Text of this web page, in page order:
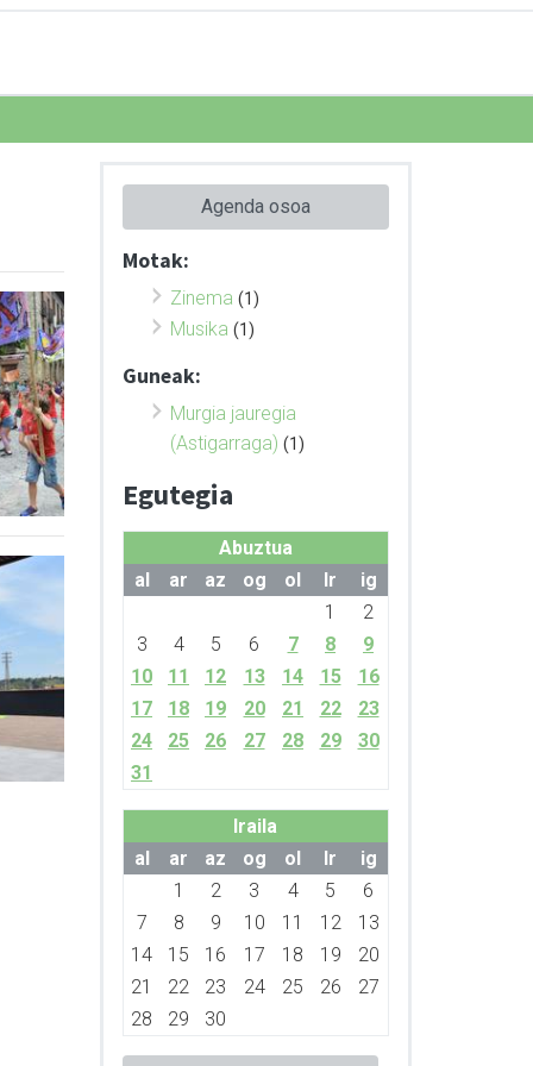
Agenda osoa
Motak:
Zinema (1)
Musika (1)
Guneak:
Murgia jauregia
(Astigarraga) (1)
Egutegia
Abuztua
al
ar az og ol lr
ig
1
2
3
4 5 6 7 8
9
10
11 12 13 14 15
16
17
18 19 20 21 22
23
24
25 26 27 28 29
30
31
Iraila
al
ar az og ol lr
ig
1
2 3 4 5
6
7
8 9 10 11 12
13
14
15 16 17 18 19
20
21
22 23 24 25 26
27
28
29 30